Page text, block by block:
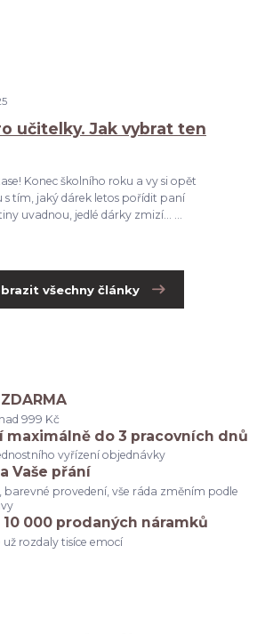
učitelky. Jak vybrat ten
Konec školního roku a vy si opět
s tím, jaký dárek letos pořídit paní
uvadnou, jedlé dárky zmizí... ...
všechny články
999 Kč
maximálně do 3 pracovních dnů
vyřízení objednávky
Vaše přání
barevné provedení, vše ráda změním podle
000 prodaných náramků
rozdaly tisíce emocí